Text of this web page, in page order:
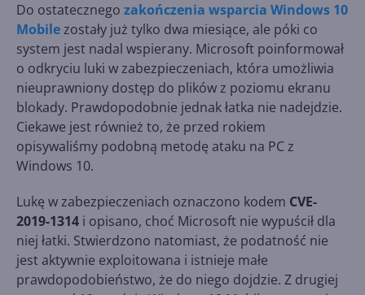
Do ostatecznego zakończenia wsparcia Windows 10
Mobilezostały już tylko dwa miesiące, ale póki co
system jest nadal wspierany. Microsoft poinformował
o odkryciu luki w zabezpieczeniach, która umożliwia
nieuprawniony dostęp do plików z poziomu ekranu
blokady. Prawdopodobnie jednak łatka nie nadejdzie.
Ciekawe jest również to, że przed rokiem
opisywaliśmy podobną metodę ataku na PC z
Windows 10.
Lukę w zabezpieczeniach oznaczono kodem CVE-
2019-1314 i opisano, choć Microsoft nie wypuścił dla
niej łatki. Stwierdzono natomiast, że podatność nie
jest aktywnie exploitowana i istnieje małe
prawdopodobieństwo, że do niego dojdzie. Z drugiej